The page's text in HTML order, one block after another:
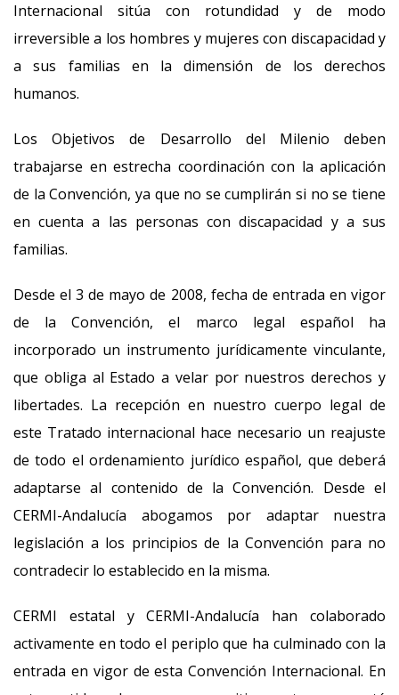
Internacional sitúa con rotundidad y de modo
irreversible a los hombres y mujeres con discapacidad y
a sus familias en la dimensión de los derechos
humanos.
Los Objetivos de Desarrollo del Milenio deben
trabajarse en estrecha coordinación con la aplicación
de la Convención, ya que no se cumplirán si no se tiene
en cuenta a las personas con discapacidad y a sus
familias.
Desde el 3 de mayo de 2008, fecha de entrada en vigor
de la Convención, el marco legal español ha
incorporado un instrumento jurídicamente vinculante,
que obliga al Estado a velar por nuestros derechos y
libertades. La recepción en nuestro cuerpo legal de
este Tratado internacional hace necesario un reajuste
de todo el ordenamiento jurídico español, que deberá
adaptarse al contenido de la Convención. Desde el
CERMI-Andalucía abogamos por adaptar nuestra
legislación a los principios de la Convención para no
contradecir lo establecido en la misma.
CERMI estatal y CERMI-Andalucía han colaborado
activamente en todo el periplo que ha culminado con la
entrada en vigor de esta Convención Internacional. En